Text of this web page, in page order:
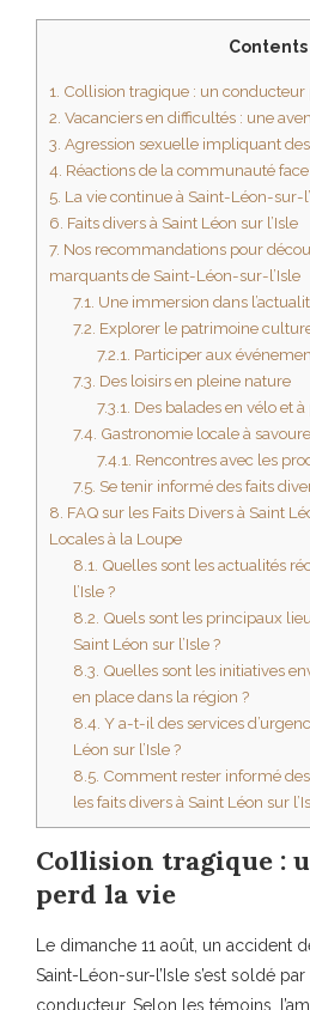
Contents
1. Collision tragique : un conducteur
2. Vacanciers en difficultés : une
3. Agression sexuelle impliquant
4. Réactions de la communauté
5. La vie continue à Saint-Léon-sur-
6. Faits divers à Saint Léon sur l’Isle
7. Nos recommandations pour
marquants de Saint-Léon-sur-l’Isle
7.1. Une immersion dans
7.2. Explorer le patrimoine
7.2.1. Participer aux
7.3. Des loisirs en pleine nature
7.3.1. Des balades en vélo et à
7.4. Gastronomie locale à
7.4.1. Rencontres avec les
7.5. Se tenir informé des faits
8. FAQ sur les Faits Divers à Saint
Locales à la Loupe
8.1. Quelles sont les actualités
l’Isle ?
8.2. Quels sont les principaux
Saint Léon sur l’Isle ?
8.3. Quelles sont les initiatives
en place dans la région ?
8.4. Y a-t-il des services
Léon sur l’Isle ?
8.5. Comment rester informé
les faits divers à Saint Léon sur
Collision tragique :
perd la vie
Le dimanche 11 août, un accident
Saint-Léon-sur-l’Isle s’est soldé
conducteur. Selon les témoins,